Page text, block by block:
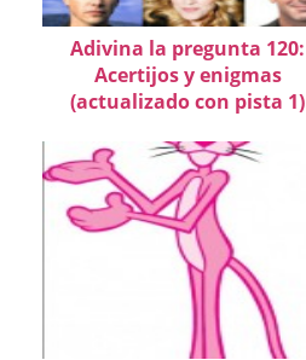
Adivina la pregunta 120:
Acertijos y enigmas
(actualizado con pista 1)